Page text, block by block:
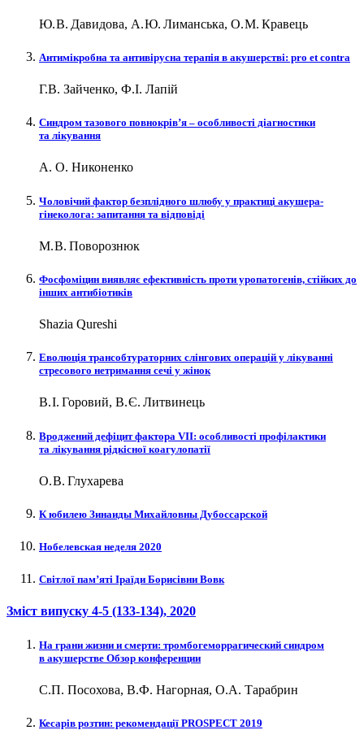
Ю. В. Давидова, А. Ю. Лиманська, О. М. Кравець
Антимікробна та антивірусна терапія в акушерстві: рro et сontra
Г.В. Зайченко, Ф.І. Лапій
Синдром тазового повнокрів’я – ​особливості діагностики
та лікування
А. О. Никоненко
Чоловічий фактор безплідного шлюбу у практиці акушера-
гінеколога: запитання та відповіді
М. В. Поворознюк
Фосфоміцин виявляє ефективність проти уропатогенів, стійких до
інших антибіотиків
Shazia Qureshi
Еволюція трансобтураторних слінгових операцій у лікуванні
стресового нетримання сечі у жінок
В. І. Горовий, В. Є. Литвинець
Вроджений дефіцит фактора VII: особливості профілактики
та лікування рідкісної коагулопатії
О. В. Глухарева
К юбилею Зинаиды Михайловны Дубоссарской
Нобелевская неделя 2020
Світлої пам’яті Іраїди Борисівни Вовк
Зміст випуску 4-5 (133-134), 2020
На грани жизни и смерти: тромбогеморрагический синдром
в акушерстве Обзор конференции
С.П. Посохова, В.Ф. Нагорная, О.А. Тарабрин
Кесарів розтин: рекомендації PROSPECT 2019